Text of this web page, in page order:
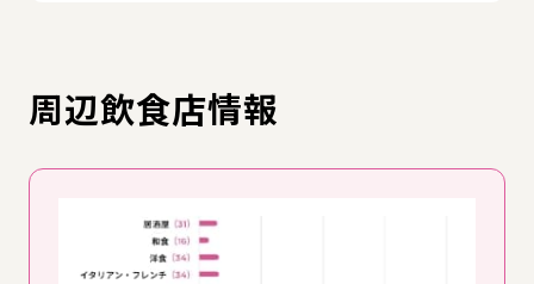
周辺飲食店情報